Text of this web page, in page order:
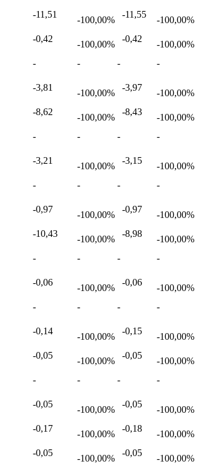
-11,51
-100,00%
-11,55
-100,00%
-0,42
-100,00%
-0,42
-100,00%
- - - -
-3,81
-100,00%
-3,97
-100,00%
-8,62
-100,00%
-8,43
-100,00%
- - - -
-3,21
-100,00%
-3,15
-100,00%
- - - -
-0,97
-100,00%
-0,97
-100,00%
-10,43
-100,00%
-8,98
-100,00%
- - - -
-0,06
-100,00%
-0,06
-100,00%
- - - -
-0,14
-100,00%
-0,15
-100,00%
-0,05
-100,00%
-0,05
-100,00%
- - - -
-0,05
-100,00%
-0,05
-100,00%
-0,17
-100,00%
-0,18
-100,00%
-0,05
-100,00%
-0,05
-100,00%